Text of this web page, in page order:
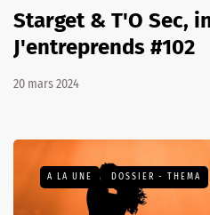
Starget & T'O Sec,
J'entreprends #102
20 mars 2024
A LA UNE DOSSIER - THEMA